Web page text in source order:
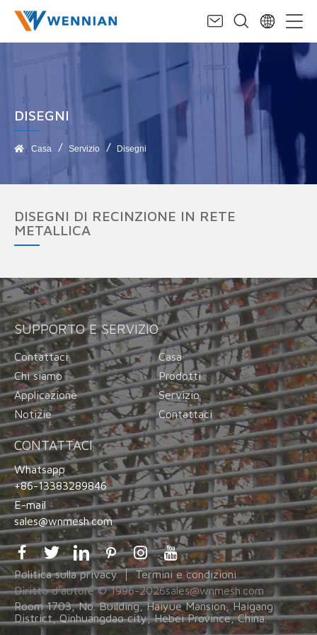
DISEGNI
Casa Servizio Disegni
DISEGNI DI RECINZIONE IN RETE
METALLICA
SUPPORTO E SERVIZIO
Contattaci
Casa
Chi siamo
Prodotti
Applicazione
Servizio
Notizie
Contattaci
CONTATTACI
Whatsapp
+86-13383289846
E-mail
sales@wnmesh.com
Politica sulla privacy
Termini e condizioni
Diritto d'autore © 1996-2026sales@wnmesh.com
Room 1703, No. Building, Haiyue Mansion, Haigang
District, Qinhuangdao city, Hebei Province, China.